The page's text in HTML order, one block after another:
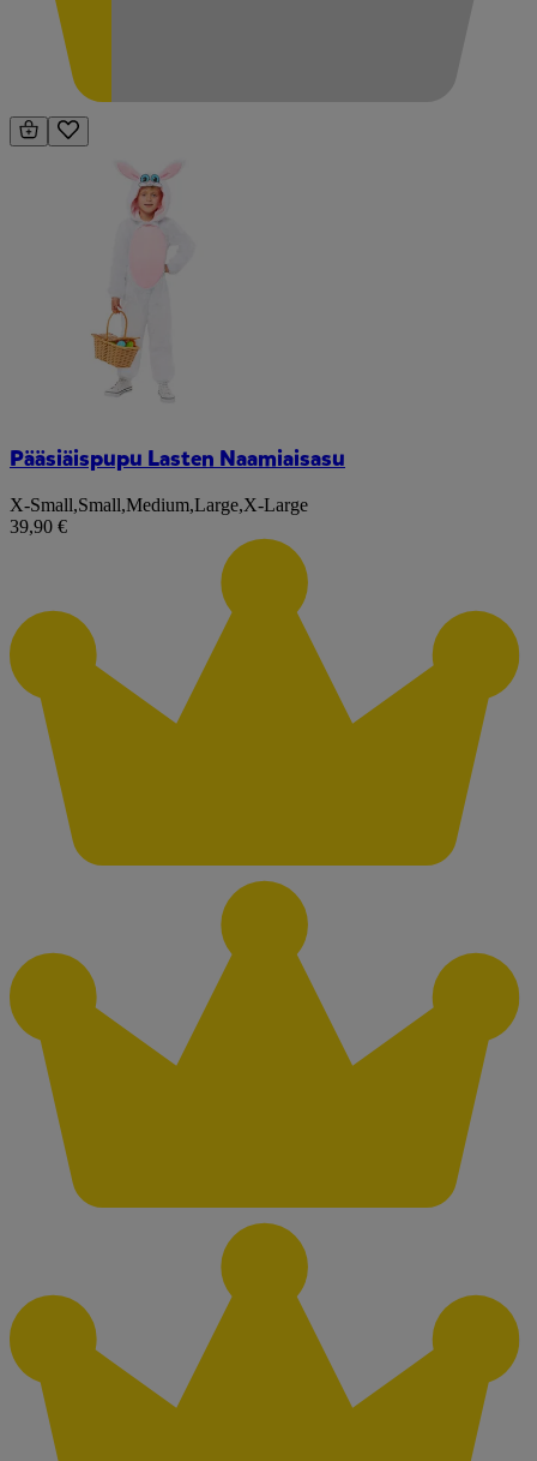
Pääsiäispupu Lasten Naamiaisasu
X-Small,Small,Medium,Large,X-Large
39,90 €